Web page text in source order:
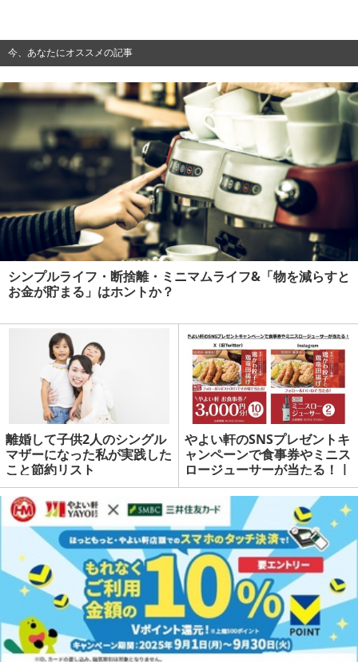
今、あなたにオススメの記事
シンプルライフ・断捨離・ミニマムライフ&「物を減らすと
お金が貯まる」はホントか？
離婚して子供2人のシングル
マザーになった私が実践した
こと節約リスト
やよい軒のSNSプレゼントキ
ャンペーンで食事券やミニス
ロージューサーが当たる！ |
マネーの達人